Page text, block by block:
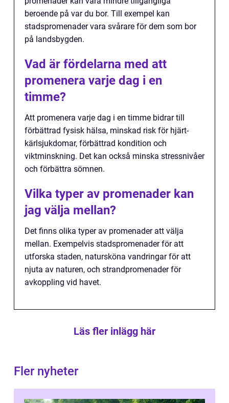
beroende på var du bor. Till exempel kan
stadspromenader vara svårare för dem som bor
på landsbygden.
Vad är fördelarna med att
promenera varje dag i en
timme?
Att promenera varje dag i en timme bidrar till
förbättrad fysisk hälsa, minskad risk för hjärt-
kärlsjukdomar, förbättrad kondition och
viktminskning. Det kan också minska stressnivåer
och förbättra sömnen.
Vilka typer av promenader kan
jag välja mellan?
Det finns olika typer av promenader att välja
mellan. Exempelvis stadspromenader för att
utforska staden, natursköna vandringar för att
njuta av naturen, och strandpromenader för
avkoppling vid havet.
Läs fler inlägg här
Fler nyheter